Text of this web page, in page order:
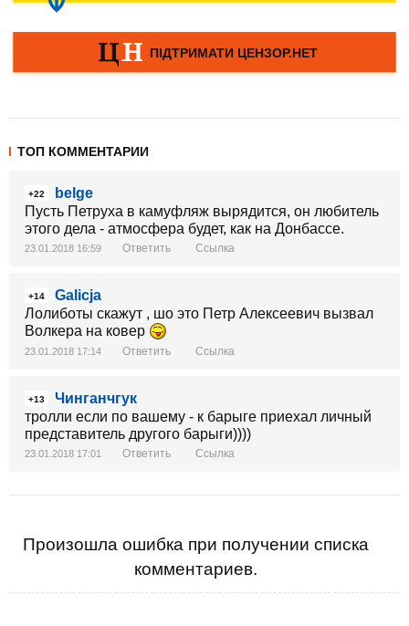
ТОП КОММЕНТАРИИ
+22
belge
Пусть Петруха в камуфляж вырядится, он любитель
этого дела - атмосфера будет, как на Донбассе.
23.01.2018 16:59 Ответить Ссылка
+14
Galicja
Лолиботы скажут , шо это Петр Алексеевич вызвал
Волкера на ковер
23.01.2018 17:14 Ответить Ссылка
+13
Чинганчгук
тролли если по вашему - к барыге приехал личный
представитель другого барыги))))
23.01.2018 17:01 Ответить Ссылка
Произошла ошибка при получении списка
комментариев.